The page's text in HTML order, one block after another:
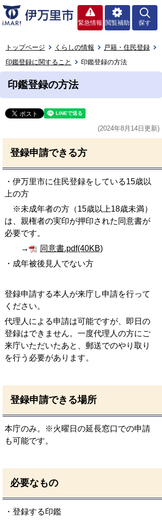
緊急情報 閲覧補助 探す
トップページ くらしの情報
戸籍・住民登録
印鑑登録に関すること
印鑑登録の方法
印鑑登録の方法
(2024年8月14日更新)
登録申請できる方
・伊万里市に住民登録をしている15歳以
上の方
※未成年者の方（15歳以上18歳未満）
は、親権者の実印が押印された同意書が
必要です。
→
同意書.pdf(40KB)
・成年被後見人でない方
登録申請する本人が来庁し申請を行って
ください。
代理人による申請は可能ですが、即日の
登録はできません。一度代理人の方にご
来庁いただいたあと、郵送でのやり取り
を行う必要があります。
登録申請できる場所
本庁のみ。※火曜日の延長窓口での申請
も可能です。
必要なもの
・登録する印鑑